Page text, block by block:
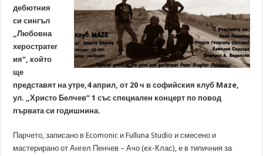
дебютния
си сингъл
„Любовна
херостратег
ия“, който
ще
представят на утре,4 април, от 20 ч в софийския клуб Maze,
ул. „Христо Белчев“ 1 със специален концерт по повод
първата си годишнина.
Парчето, записано в Ecomonic и Fulluna Studio и смесено и
мастерирано от Ангел Пенчев – Ачо (ex-Клас), е в типичния за